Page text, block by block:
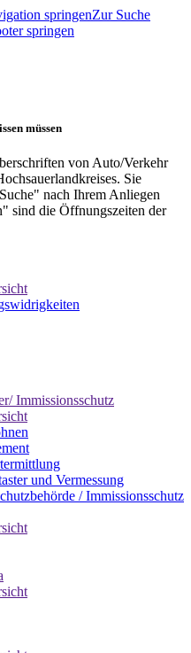
springenZur Suche
springen
müssen
von Auto/Verkehr
Sie
nach Ihrem Anliegen
sind die Öffnungszeiten der
Immissionsschutz
und Vermessung
/ Immissionsschutz